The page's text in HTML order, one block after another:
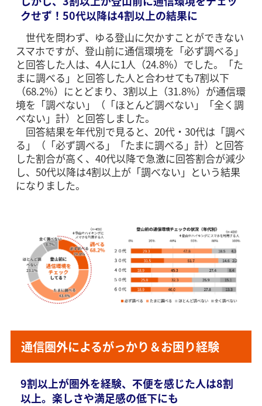
クせず！50代以降は4割以上の結果に
世代を問わず、ゆる登山に欠かすことができない
スマホですが、登山前に通信環境を「必ず調べる」
と回答した人は、4人に1人（24.8%）でした。「た
まに調べる」と回答した人と合わせても7割以下
（68.2%）にとどまり、3割以上（31.8%）が通信環
境を「調べない」（「ほとんど調べない」「全く調
べない」計）と回答しました。
回答結果を年代別で見ると、20代・30代は「調べ
る」（「必ず調べる」「たまに調べる」計）と回答
した割合が高く、40代以降で急激に回答割合が減少
し、50代以降は4割以上が「調べない」という結果
になりました。
通信圏外によるがっかり＆お困り経験
9割以上が圏外を経験、不便を感じた人は8割
以上。楽しさや満足感の低下にも